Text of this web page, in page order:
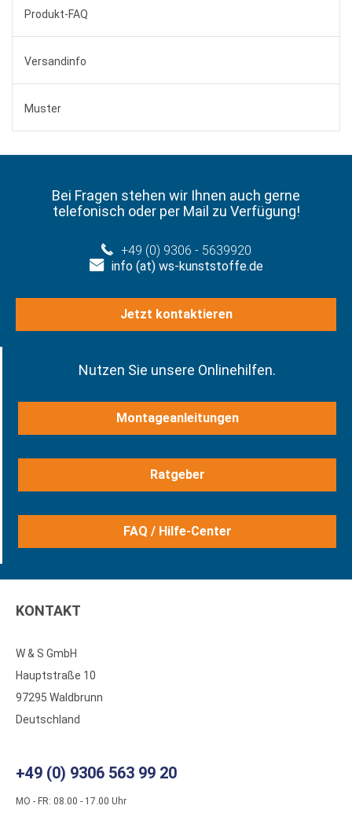
Produkt-FAQ
Versandinfo
Muster
Bei Fragen stehen wir Ihnen auch gerne
telefonisch oder per Mail zu Verfügung!
+49 (0) 9306 - 5639920
info (at) ws-kunststoffe.de
Jetzt kontaktieren
Nutzen Sie unsere Onlinehilfen.
Montageanleitungen
Ratgeber
FAQ / Hilfe-Center
KONTAKT
W & S GmbH
Hauptstraße 10
97295 Waldbrunn
Deutschland
+49 (0) 9306 563 99 20
MO - FR: 08.00 - 17.00 Uhr